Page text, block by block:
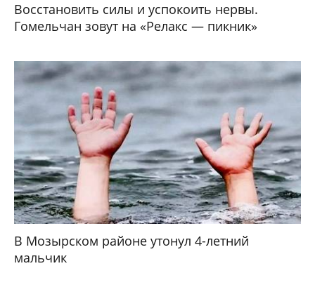
Восстановить силы и успокоить нервы.
Гомельчан зовут на «Релакс — пикник»
В Мозырском районе утонул 4-летний
мальчик